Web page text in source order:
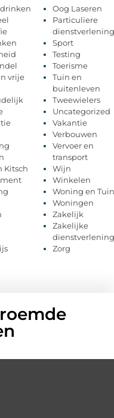
vrije
Kitsch
Oog Laseren
Particuliere
dienstverlening
Sport
Testing
Toerisme
Tuin en
buitenleven
Tweewielers
Uncategorized
Vakantie
Verbouwen
Vervoer en
transport
Wijn
Winkelen
Woning en Tuin
Woningen
Zakelijk
Zakelijke
dienstverlening
Zorg